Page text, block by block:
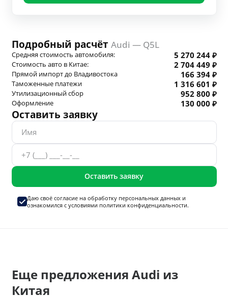
Подробный расчёт Audi — Q5L
Средняя стоимость автомобиля: 5 270 244 ₽
Стоимость авто в Китае: 2 704 449 ₽
Прямой импорт до Владивостока 166 394 ₽
Таможенные платежи 1 316 601 ₽
Утилизационный сбор 952 800 ₽
Оформление 130 000 ₽
Оставить заявку
Оставить заявку
Даю своё согласие на обработку персональных данныхи
ознакомился с условиями политики конфиденциальности.
Еще предложения Audi из
Китая